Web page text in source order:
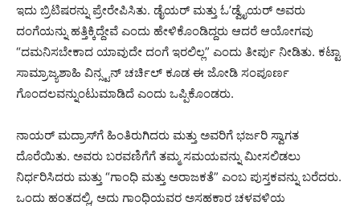
ಇದು ಬ್ರಿಟಿಷರನ್ನು ಪ್ರೇರೇಪಿಸಿತು. ಡೈಯರ್ ಮತ್ತು ಓ’ಡ್ವೈಯರ್ ಅವರು
ದಂಗೆಯನ್ನು ಹತ್ತಿಕ್ಕಿದ್ದೇವೆ ಎಂದು ಹೇಳಿಕೊಂಡಿದ್ದರು ಆದರೆ ಆಯೋಗವು
“ದಮನಿಸಬೇಕಾದ ಯಾವುದೇ ದಂಗೆ ಇರಲಿಲ್ಲ” ಎಂದು ತೀರ್ಪು ನೀಡಿತು. ಕಟ್ಟಾ
ಸಾಮ್ರಾಜ್ಯಶಾಹಿ ವಿನ್ಸ್ಟನ್ ಚರ್ಚಿಲ್ ಕೂಡ ಈ ಜೋಡಿ ಸಂಪೂರ್ಣ
ಗೊಂದಲವನ್ನುಂಟುಮಾಡಿದೆ ಎಂದು ಒಪ್ಪಿಕೊಂಡರು.
ನಾಯರ್ ಮದ್ರಾಸ್‌ಗೆ ಹಿಂತಿರುಗಿದರು ಮತ್ತು ಅವರಿಗೆ ಭರ್ಜರಿ ಸ್ವಾಗತ
ದೊರೆಯಿತು. ಅವರು ಬರವಣಿಗೆಗೆ ತಮ್ಮ ಸಮಯವನ್ನು ಮೀಸಲಿಡಲು
ನಿರ್ಧರಿಸಿದರು ಮತ್ತು “ಗಾಂಧಿ ಮತ್ತು ಅರಾಜಕತೆ” ಎಂಬ ಪುಸ್ತಕವನ್ನು ಬರೆದರು.
ಒಂದು ಹಂತದಲ್ಲಿ, ಅದು ಗಾಂಧಿಯವರ ಅಸಹಕಾರ ಚಳವಳಿಯ